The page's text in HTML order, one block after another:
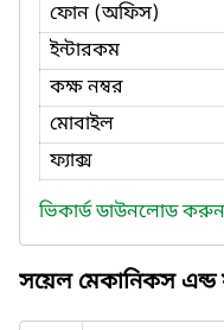
ফোন (অফিস)
ইন্টারকম
কক্ষ নম্বর
মোবাইল
ফ্যাক্স
ভিকার্ড ডাউনলোড করুন
সয়েল মেকানিকস এন্ড